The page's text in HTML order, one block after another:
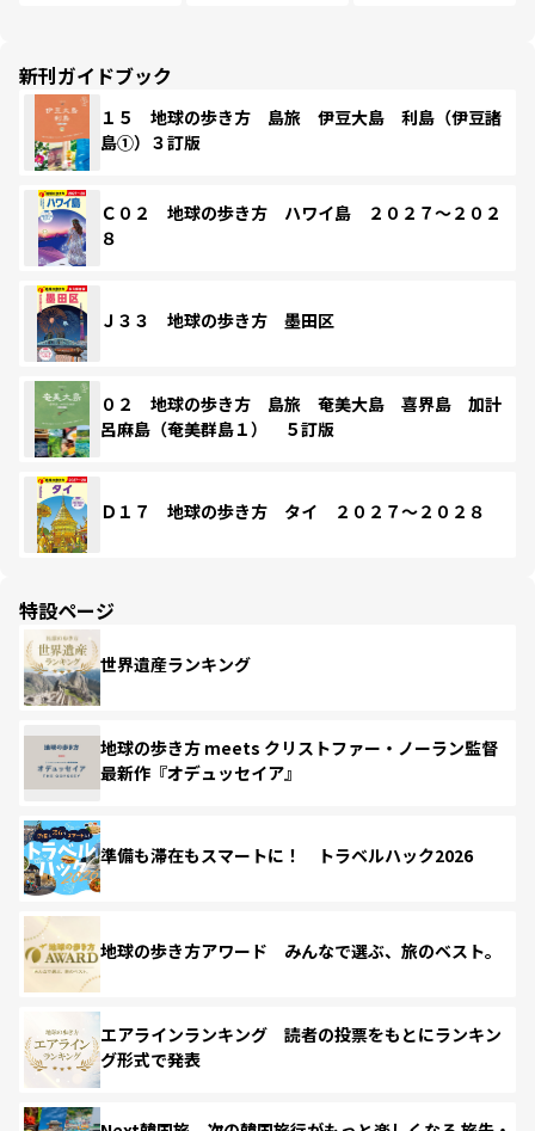
新刊ガイドブック
１５ 地球の歩き方 島旅 伊豆大島 利島（伊豆諸
島①）３訂版
Ｃ０２ 地球の歩き方 ハワイ島 ２０２７～２０２
８
Ｊ３３ 地球の歩き方 墨田区
０２ 地球の歩き方 島旅 奄美大島 喜界島 加計
呂麻島（奄美群島１） ５訂版
Ｄ１７ 地球の歩き方 タイ ２０２７～２０２８
特設ページ
世界遺産ランキング
地球の歩き方 meets クリストファー・ノーラン監督
最新作『オデュッセイア』
準備も滞在もスマートに！ トラベルハック2026
地球の歩き方アワード みんなで選ぶ、旅のベスト。
エアラインランキング 読者の投票をもとにランキン
グ形式で発表